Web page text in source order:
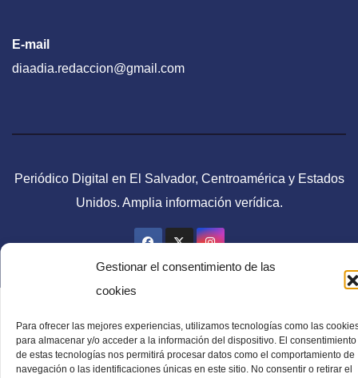
Gestionar el consentimiento de las
cookies
Para ofrecer las mejores experiencias, utilizamos tecnologías como las
para almacenar y/o acceder a la información del dispositivo. El consentimiento
de estas tecnologías nos permitirá procesar datos como el comportamiento de
navegación o las identificaciones únicas en este sitio. No consentir o retirar el
E-mail
diaadia.redaccion@gmail.com
Periódico Digital en El Salvador, Centroamérica y Estados
Unidos. Amplia información verídica.